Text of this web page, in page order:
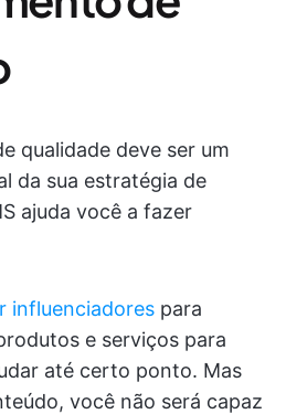
qualidade deve ser um
da sua estratégia de
ajuda você a fazer
influenciadores para
e serviços para
até certo ponto. Mas
você não será capaz